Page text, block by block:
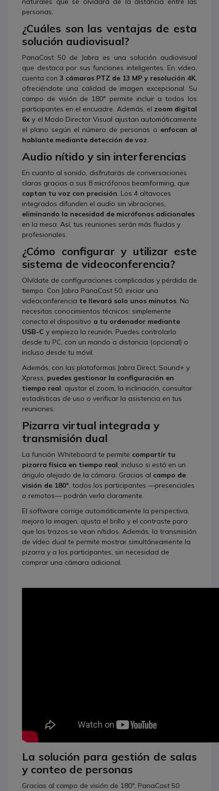
personas.
¿Cuáles son las ventajas de esta
solución audiovisual?
PanaCast 50 de Jabra es una solución audiovisual
que destaca por sus funciones inteligentes. En vídeo,
cuenta con 3 cámaras PTZ de 13 MP y resolución 4K,
ofreciéndote una calidad de imagen excepcional. Su
campo de visión de 180° permite incluir a todos los
participantes en el encuadre. Además, el zoom digital
6x y el Modo Director Visual ajustan automáticamente
el plano según el número de personas o enfocan al
hablante mediante detección de voz.
Audio nítido y sin interferencias
En cuanto al sonido, disfrutarás de conversaciones
claras gracias a sus 8 micrófonos beamforming, que
captan tu voz con precisión. Los 4 altavoces
integrados difunden el audio sin vibraciones,
eliminando la necesidad de micrófonos adicionales
en la mesa. Así, tus reuniones serán más fluidas y
profesionales.
¿Cómo configurar y utilizar este
sistema de videoconferencia?
Olvídate de configuraciones complicadas y pérdida de
tiempo. Con Jabra PanaCast 50, iniciar una
videoconferencia te llevará solo unos minutos. No
necesitas conocimientos técnicos: simplemente
conecta el dispositivo a tu ordenador mediante
USB-C y empieza la reunión. Puedes controlarlo
desde tu PC, con un mando a distancia (opcional) o
incluso desde tu móvil.
Además, con las plataformas Jabra Direct, Sound+ y
Xpress, puedes gestionar la configuración en
tiempo real: ajustar el zoom, la inclinación, consultar
estadísticas de uso o verificar la asistencia en tus
reuniones.
Pizarra virtual integrada y
transmisión dual
La función Whiteboard te permite compartir tu
pizarra física en tiempo real, incluso si está en un
ángulo alejado de la cámara. Gracias al campo de
visión de 180°, todos los participantes —presenciales
o remotos— podrán verla claramente.
El software corrige automáticamente la perspectiva,
mejora la imagen, ajusta el brillo y el contraste para
que los trazos se vean nítidos. Además, la transmisión
de vídeo dual te permite mostrar simultáneamente la
pizarra y a los participantes, sin necesidad de
comprar una cámara adicional.
La solución para gestión de salas
y conteo de personas
Gracias al campo de visión de 180°, PanaCast 50